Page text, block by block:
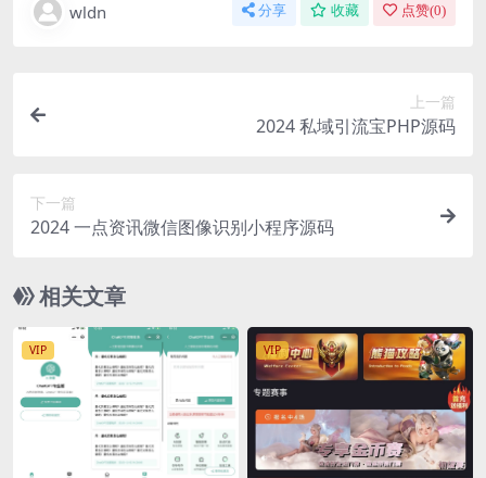
wldn 分享 收藏 点赞(0)
上一篇
2024 私域引流宝PHP源码
下一篇
2024 一点资讯微信图像识别小程序源码
相关文章
VIP VIP